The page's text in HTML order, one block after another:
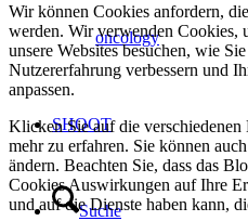
oncology
SHOOT
Suche
Wir können Cookies anfordern,
werden. Wir verwenden Cookies,
unsere Websites besuchen, wie
Nutzererfahrung verbessern und
anpassen.
Klicken Sie auf die
mehr zu erfahren. Sie können
ändern. Beachten Sie, dass das
Cookies Auswirkungen auf Ihre
und auf die Dienste haben kann,